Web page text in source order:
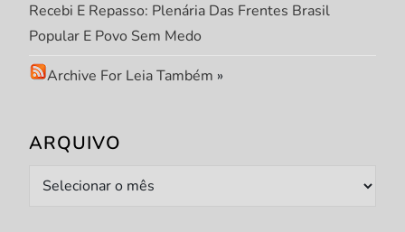
Recebi E Repasso: Plenária Das Frentes Brasil
Popular E Povo Sem Medo
Archive For Leia Também »
ARQUIVO
Arquivo